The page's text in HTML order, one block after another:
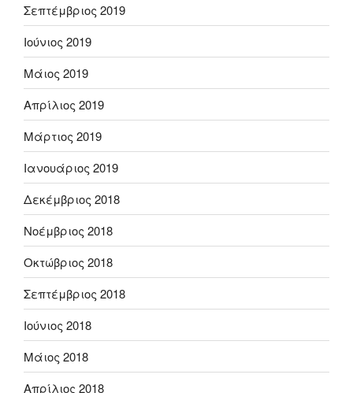
Σεπτέμβριος 2019
Ιούνιος 2019
Μάιος 2019
Απρίλιος 2019
Μάρτιος 2019
Ιανουάριος 2019
Δεκέμβριος 2018
Νοέμβριος 2018
Οκτώβριος 2018
Σεπτέμβριος 2018
Ιούνιος 2018
Μάιος 2018
Απρίλιος 2018